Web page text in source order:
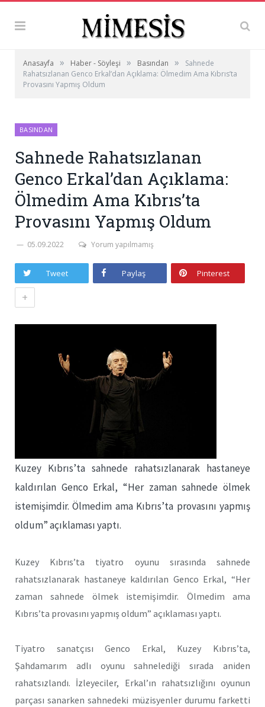
Anasayfa » Haber - Söyleşi » Basından »
Sahnede
Rahatsızlanan Genco Erkal’dan Açıklama: Ölmedim Ama Kıbrıs’ta
Provasını Yapmış Oldum
BASINDAN
Sahnede Rahatsızlanan
Genco Erkal’dan Açıklama:
Ölmedim Ama Kıbrıs’ta
Provasını Yapmış Oldum
05.09.2022 Yorum yapılmamış
Tweet Paylaş Pinterest
+
Kuzey Kıbrıs’ta sahnede rahatsızlanarak hastaneye
kaldırılan Genco Erkal, “Her zaman sahnede ölmek
istemişimdir. Ölmedim ama Kıbrıs’ta provasını yapmış
oldum” açıklaması yaptı.
Kuzey Kıbrıs’ta tiyatro oyunu sırasında sahnede
rahatsızlanarak hastaneye kaldırılan Genco Erkal, “Her
zaman sahnede ölmek istemişimdir. Ölmedim ama
Kıbrıs’ta provasını yapmış oldum” açıklaması yaptı.
Tiyatro sanatçısı Genco Erkal, Kuzey Kıbrıs’ta,
Şahdamarım adlı oyunu sahnelediği sırada aniden
rahatsızlandı. İzleyeciler, Erkal’ın rahatsızlığını oyunun
parçası sanarken sahnedeki müzisyenler durumu farketti